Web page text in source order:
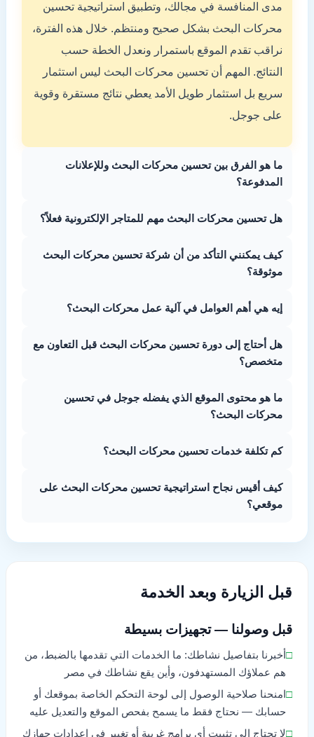
مدى المنافسة في مجالك، وتطبيق استراتيجية تحسين
محركات البحث بشكل صحيح ومنتظم. خلال هذه الفترة،
نراقب تقدم الموقع باستمرار ونعدل الخطة حسب
النتائج. المهم أن تحسين محركات البحث ليس استثمار
سريع بل استثمار طويل الأمد يعطي نتائج مستقرة وقوية
على جوجل.
ما هو الفرق بين تحسين محركات البحث وللإعلانات
المدفوعة؟
هل تحسين محركات البحث مهم للمتاجر الإلكترونية فعلاً؟
كيف يمكنني التأكد من أن شركة تحسين محركات البحث
موثوقة؟
إيه هي أهم العوامل في آلية عمل محركات البحث؟
هل أحتاج إلى دورة تحسين محركات البحث قبل التعاون مع
متخصص؟
ما هو محتوى الموقع الذي يفضله جوجل في تحسين
محركات البحث؟
كم تكلفة خدمات تحسين محركات البحث؟
كيف أقيس نجاح استراتيجية تحسين محركات البحث على
موقعي؟
قبل الزيارة وبعد الخدمة
قبل وصولنا — تجهيزات بسيطة
□ أخبرنا بتفاصيل نشاطك: ما الخدمات التي تقدمها بالضبط، من
هم عملاؤك المستهدفون، وأين يقع نشاطك في مصر
□ امنحنا صلاحية الوصول إلى لوحة التحكم الخاصة بموقعك أو
حسابك — نحتاج فقط ما يسمح بفحص الموقع والتعديل عليه
□لا تحتاج إلى تثبيت أي برامج غريبة أو تغيير في إعدادات جهازك